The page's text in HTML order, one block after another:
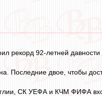
рекорд 92-летней давности
двое, чтобы
СК УЕФА и КЧМ ФИФА